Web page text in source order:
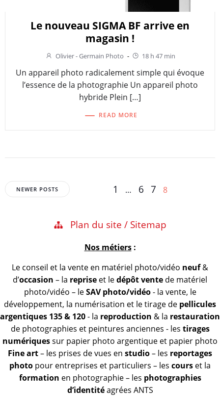
Le nouveau SIGMA BF arrive en
magasin !
Olivier - Germain Photo - 18 h 47 min
Un appareil photo radicalement simple qui évoque
l’essence de la photographie Un appareil photo
hybride Plein […]
READ MORE
Posts
navigation
NEWER POSTS Page
1 … Page
6 Page
7 Page
8
Plan du site / Sitemap
Nos métiers:
Le conseil et la vente en matériel photo/vidéo neuf&
d’occasion – la reprise et ledépôt vente de matériel
photo/vidéo – leSAV photo/vidéo- la vente, le
développement, la numérisation et le tirage de pellicules
argentiques 135 & 120- la reproduction & la restauration
de photographies et peintures anciennes - les tirages
numériquessur papier photo argentique et papier photo
Fine art– les prises de vues en studio– les reportages
photo pour entreprises et particuliers – les cours et la
formation en photographie – les photographies
d’identitéagrées ANTS